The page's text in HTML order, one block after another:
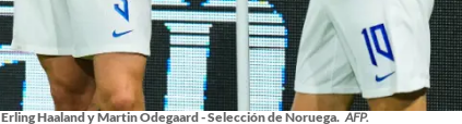
Erling Haaland y Martin Odegaard - Selección de Noruega. AFP.